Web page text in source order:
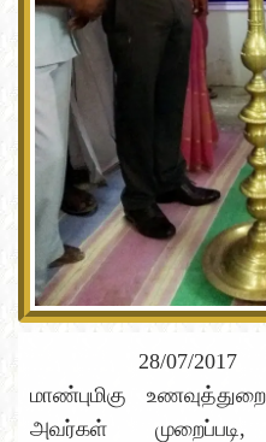
28/07/
மாண்புமிகு
அவர்கள் முறைப்படி,